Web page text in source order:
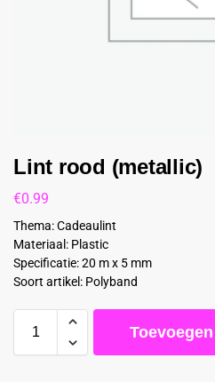
Lint rood (metallic)
€0.99
Thema: Cadeaulint
Materiaal: Plastic
Specificatie: 20 m x 5 mm
Soort artikel: Polyband